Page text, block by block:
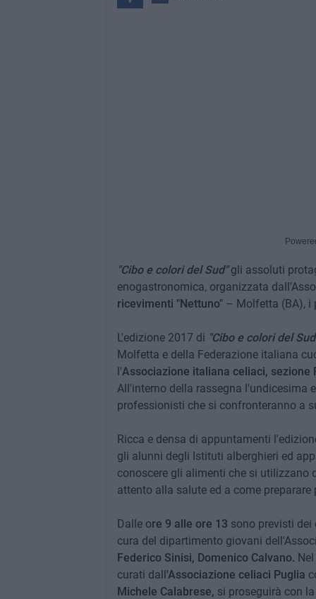
"Cibo e colori del Sud"gli assoluti
enogastronomica, organizzata
ricevimenti "Nettuno"– Molfetta (BA), i
L'edizione 2017 di "Cibo e colori del
Molfetta e della Federazione italiana
l'Associazione italiana celiaci, sezione
All'interno della rassegna l'undicesima
professionisti che si confronteranno a
Ricca e densa di appuntamenti
gli alunni degli Istituti alberghieri ed
conoscere gli alimenti che si utilizzano
attento alla salute ed a come
Dalle ore 9 alle ore 13 sono previsti
cura del dipartimento giovani
Federico Sinisi, Domenico Calvano.
curati dall'Associazione celiaci Puglia
Michele Calabrese, si proseguirà con